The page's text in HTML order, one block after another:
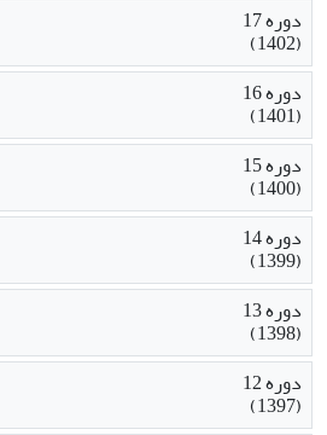
دوره 17
(1402)
دوره 16
(1401)
دوره 15
(1400)
دوره 14
(1399)
دوره 13
(1398)
دوره 12
(1397)